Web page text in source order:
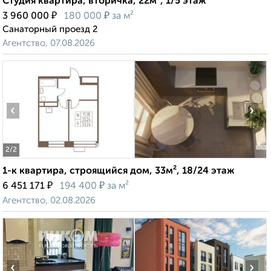
3 960 000 ₽ 180 000 ₽ за м²
Санаторный проезд 2
Агентство, 07.08.2026
2/2
‹ ›
1-к квартира, строящийся дом, 33м², 18/24 этаж
6 451 171 ₽ 194 400 ₽ за м²
Агентство, 02.08.2026
‹ ›